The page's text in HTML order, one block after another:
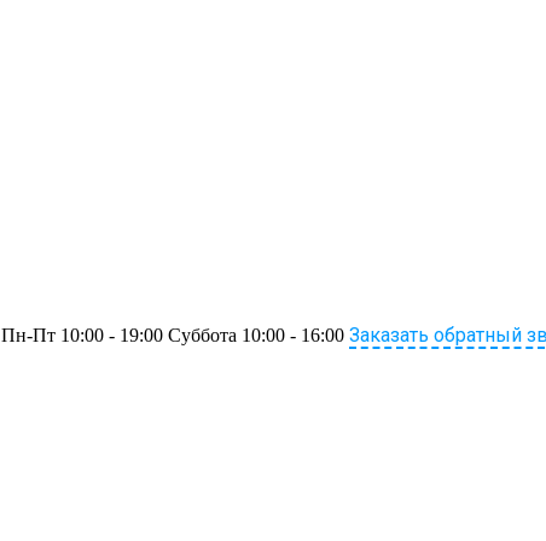
Пн-Пт 10:00 - 19:00 Суббота 10:00 - 16:00 Заказать обратный